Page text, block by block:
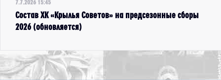
7.7.2026 15:45
Состав ХК «Крылья Советов» на предсезонные сборы
2026 (обновляется)